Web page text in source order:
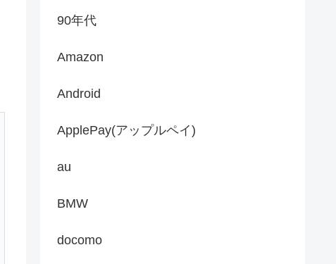
90年代
Amazon
Android
ApplePay(アップルペイ)
au
BMW
docomo